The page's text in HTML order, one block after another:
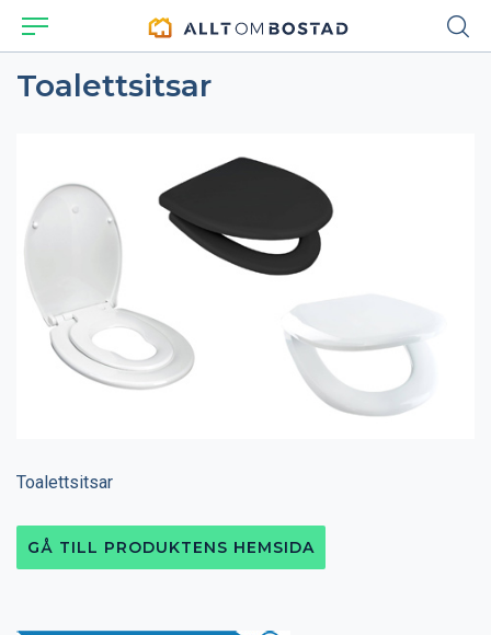
Toalettsitsar
Toalettsitsar
GÅ TILL PRODUKTENS HEMSIDA